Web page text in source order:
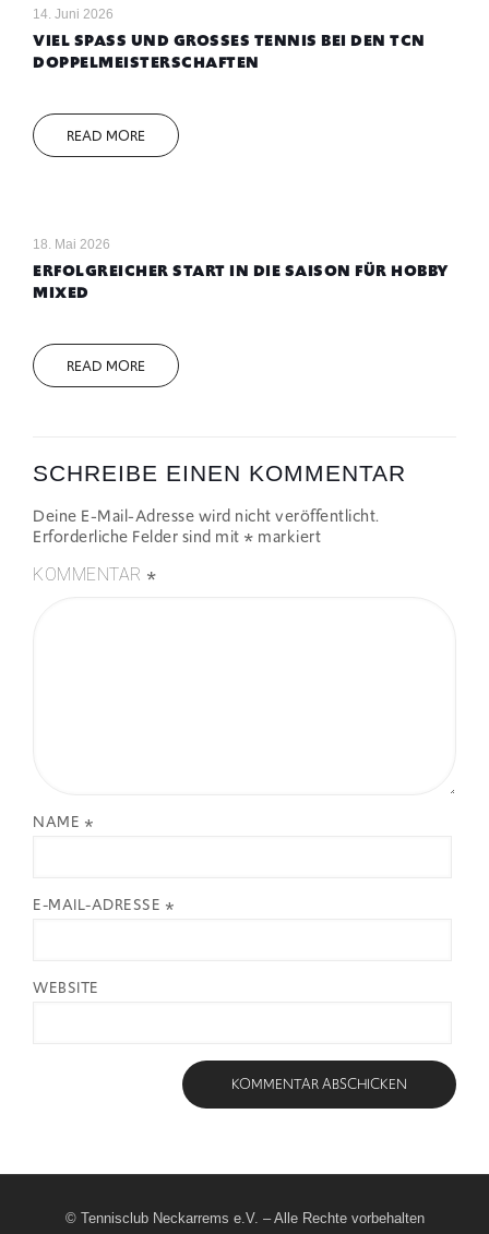
14. Juni 2026
VIEL SPASS UND GROSSES TENNIS BEI DEN TCN DO
PPELMEISTERSCHAFTEN
READ MORE
18. Mai 2026
ERFOLGREICHER START IN DIE SAISON FÜR HOBBY
MIXED
READ MORE
SCHREIBE EINEN KOMMENTAR
Deine E-Mail-Adresse wird nicht veröffentlicht.
Erforderliche Felder sind mit * markiert
KOMMENTAR *
NAME *
E-MAIL-ADRESSE *
WEBSITE
© Tennisclub Neckarrems e.V. – Alle Rechte vorbehalten